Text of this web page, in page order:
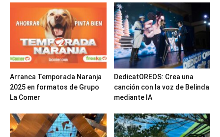
Arranca Temporada Naranja
2025 en formatos de Grupo
La Comer
DedicatOREOS: Crea una
canción con la voz de Belinda
mediante IA